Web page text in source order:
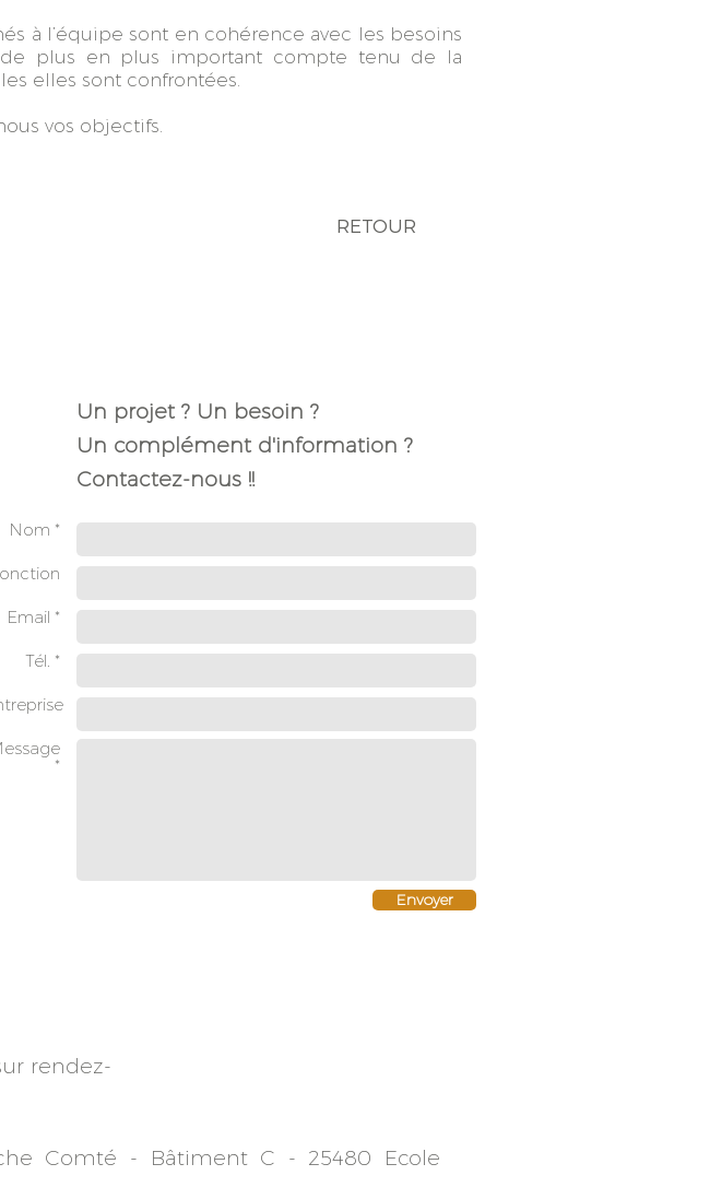
à l’équipe sont en cohérence avec les besoins
de plus en plus important compte tenu de la
elles sont confrontées.
vos objectifs.
RETOUR
Un projet ? Un besoin ?
Un complément d'information ?
Contactez-nous !!
Nom *
Email *
Tél. *
*
Envoyer
rendez-
Comté - Bâtiment C - 25480 Ecole